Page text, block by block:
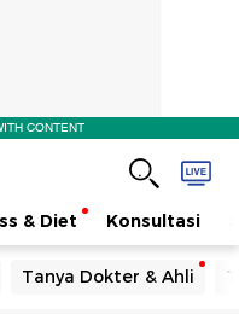
CONTENT
& Diet Konsultasi
Tanya Dokter & Ahli